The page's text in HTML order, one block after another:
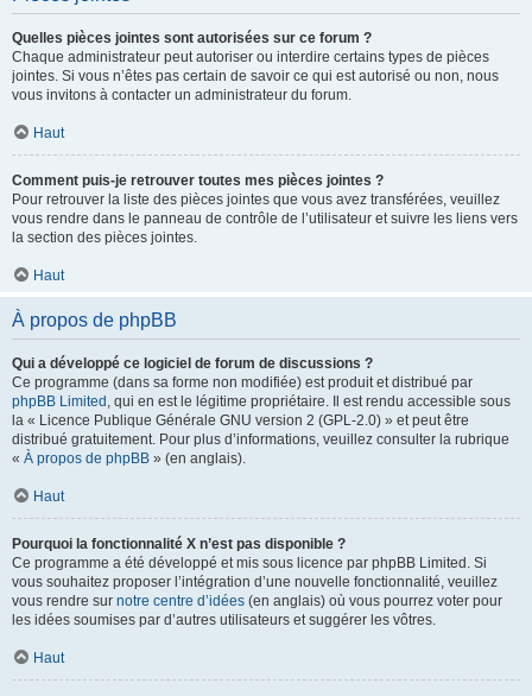
Quelles pièces jointes sont autorisées sur ce forum ?
Chaque administrateur peut autoriser ou interdire certains types de pièces
jointes. Si vous n’êtes pas certain de savoir ce qui est autorisé ou non, nous
vous invitons à contacter un administrateur du forum.
Haut
Comment puis-je retrouver toutes mes pièces jointes ?
Pour retrouver la liste des pièces jointes que vous avez transférées, veuillez
vous rendre dans le panneau de contrôle de l’utilisateur et suivre les liens vers
la section des pièces jointes.
Haut
À propos de phpBB
Qui a développé ce logiciel de forum de discussions ?
Ce programme (dans sa forme non modifiée) est produit et distribué par
phpBB Limited , qui en est le légitime propriétaire. Il est rendu accessible sous
la « Licence Publique Générale GNU version 2 (GPL-2.0) » et peut être
distribué gratuitement. Pour plus d’informations, veuillez consulter la rubrique
« À propos de phpBB » (en anglais).
Haut
Pourquoi la fonctionnalité X n’est pas disponible ?
Ce programme a été développé et mis sous licence par phpBB Limited. Si
vous souhaitez proposer l’intégration d’une nouvelle fonctionnalité, veuillez
vous rendre sur notre centre d’idées (en anglais) où vous pourrez voter pour
les idées soumises par d’autres utilisateurs et suggérer les vôtres.
Haut